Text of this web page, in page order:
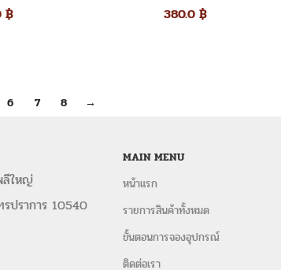
฿
380.0 ฿
6 7 8 →
ใหญ่
ปราการ 10540
MAIN MENU
หน้าแรก
รายการสินค้าทั้งหมด
ขั้นตอนการจองอุปกรณ์
ติดต่อเรา